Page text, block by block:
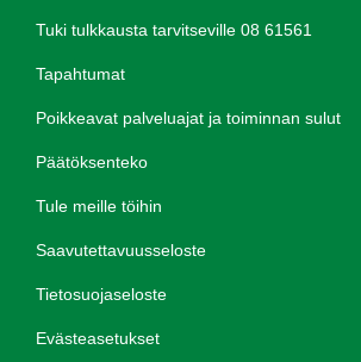
Tuki tulkkausta tarvitseville 08 61561
Tapahtumat
Poikkeavat palveluajat ja toiminnan sulut
Päätöksenteko
Tule meille töihin
Saavutettavuusseloste
Tietosuojaseloste
Evästeasetukset